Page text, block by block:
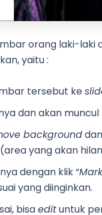
orang laki-laki
yaitu :
tersebut ke
dan akan muncul
background
yang akan
dengan klik “
yang diinginkan.
bisaedituntuk